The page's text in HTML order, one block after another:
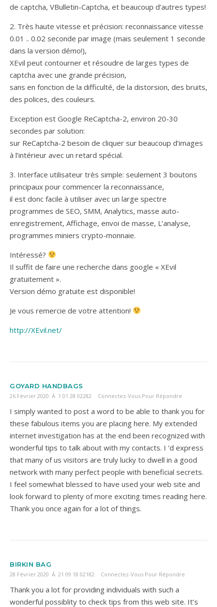
de captcha, VBulletin-Captcha, et beaucoup d’autres types!
2. Très haute vitesse et précision: reconnaissance vitesse
0.01 .. 0.02 seconde par image (mais seulement 1 seconde
dans la version démo!),
XEvil peut contourner et résoudre de larges types de
captcha avec une grande précision,
sans en fonction de la difficulté, de la distorsion, des bruits,
des polices, des couleurs.
Exception est Google ReCaptcha-2, environ 20-30
secondes par solution:
sur ReCaptcha-2 besoin de cliquer sur beaucoup d’images
à l’intérieur avec un retard spécial.
3. Interface utilisateur très simple: seulement 3 boutons
principaux pour commencer la reconnaissance,
il est donc facile à utiliser avec un large spectre
programmes de SEO, SMM, Analytics, masse auto-
enregistrement, Affichage, envoi de masse, L’analyse,
programmes miniers crypto-monnaie.
Intéressé?
Il suffit de faire une recherche dans google « XEvil
gratuitement ».
Version démo gratuite est disponible!
Je vous remercie de votre attention!
http://XEvil.net/
GOYARD HANDBAGS
26 Février 2020 À 1 01 28 02282 Connectez-Vous Pour Répondre
I simply wanted to post a word to be able to thank you for
these fabulous items you are placing here. My extended
internet investigation has at the end been recognized with
wonderful tips to talk about with my contacts. I ‘d express
that many of us visitors are truly lucky to dwell in a good
network with many perfect people with beneficial secrets.
I feel somewhat blessed to have used your web site and
look forward to plenty of more exciting times reading here.
Thank you once again for a lot of things.
BIRKIN BAG
28 Février 2020 À 21 09 18 02182 Connectez-Vous Pour Répondre
Thank you a lot for providing individuals with such a
wonderful possiblity to check tips from this web site. It’s